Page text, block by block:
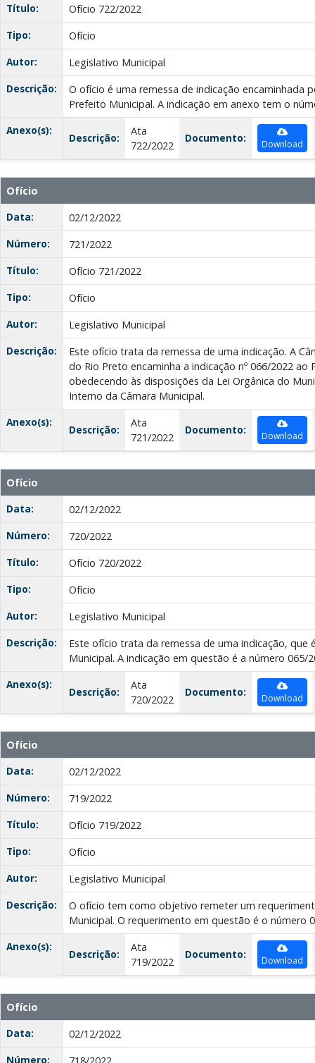
Título:
Ofício 722/2022
Tipo:
Ofício
Autor:
Legislativo Municipal
Descrição:
O ofício é uma remessa de indicação encaminhada
Prefeito Municipal. A indicação em anexo tem o
Anexo(s):
Descrição:
Ata
722/2022
Documento: Download
Ofício
Data:
02/12/2022
Número:
721/2022
Título:
Ofício 721/2022
Tipo:
Ofício
Autor:
Legislativo Municipal
Descrição:
Este ofício trata da remessa de uma indicação. A
do Rio Preto encaminha a indicação nº 066/2022 ao
obedecendo às disposições da Lei Orgânica do
Interno da Câmara Municipal.
Anexo(s):
Descrição:
Ata
721/2022
Documento: Download
Ofício
Data:
02/12/2022
Número:
720/2022
Título:
Ofício 720/2022
Tipo:
Ofício
Autor:
Legislativo Municipal
Descrição:
Este ofício trata da remessa de uma indicação, que
Municipal. A indicação em questão é a número 065/
Anexo(s):
Descrição:
Ata
720/2022
Documento: Download
Ofício
Data:
02/12/2022
Número:
719/2022
Título:
Ofício 719/2022
Tipo:
Ofício
Autor:
Legislativo Municipal
Descrição:
O ofício tem como objetivo remeter um
Municipal. O requerimento em questão é o número
Anexo(s):
Descrição:
Ata
719/2022
Documento: Download
Ofício
Data:
02/12/2022
Número: